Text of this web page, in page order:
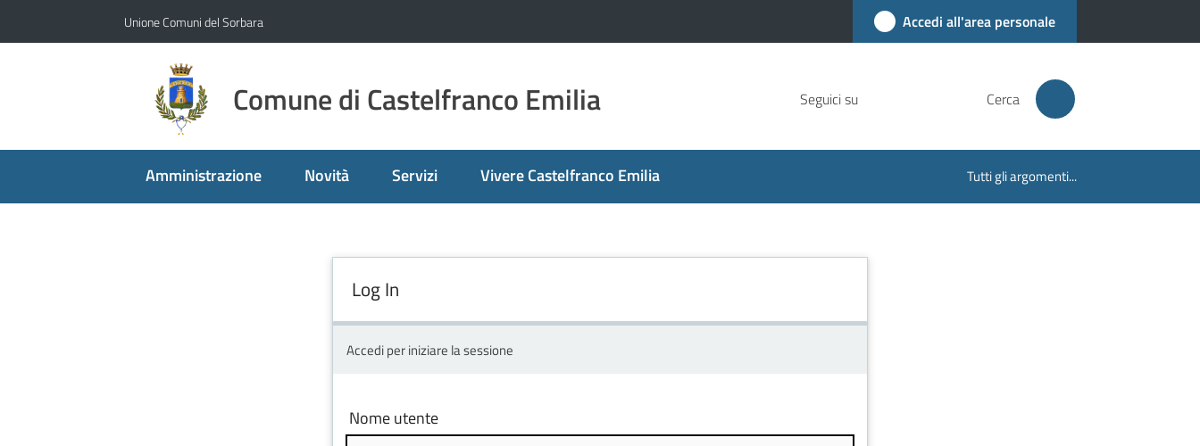
Unione Comuni del Sorbara Accedi all'area personale
Comune di Castelfranco Emilia Seguici su Cerca
Amministrazione Novità Servizi Vivere Castelfranco Emilia Tutti gli argomenti...
Log In
Accedi per iniziare la sessione
Nome utente